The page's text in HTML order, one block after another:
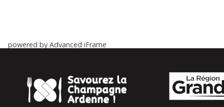
powered by Advanced iFrame